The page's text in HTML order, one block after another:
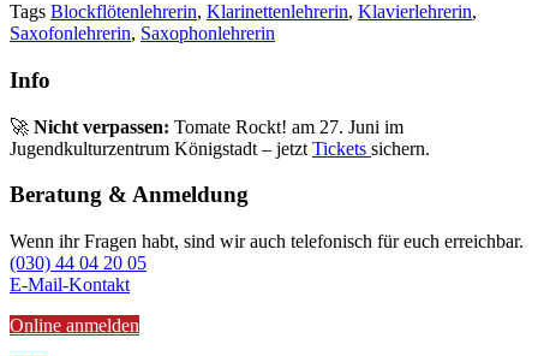
Tags Blockflötenlehrerin, Klarinettenlehrerin, Klavierlehrerin,
Saxofonlehrerin, Saxophonlehrerin
Info
🚀 Nicht verpassen: Tomate Rockt! am 27. Juni im
Jugendkulturzentrum Königstadt – jetzt Tickets sichern.
Beratung & Anmeldung
Wenn ihr Fragen habt, sind wir auch telefonisch für euch erreichbar.
(030) 44 04 20 05
E-Mail-Kontakt
Online anmelden